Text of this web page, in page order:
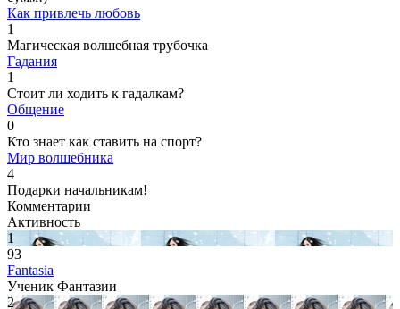
Как привлечь любовь
1
Магическая волшебная трубочка
Гадания
1
Стоит ли ходить к гадалкам?
Общение
0
Кто знает как ставить на спорт?
Мир волшебника
4
Подарки начальникам!
Комментарии
Активность
1
93
Fantasia
Ученик Фантазии
2